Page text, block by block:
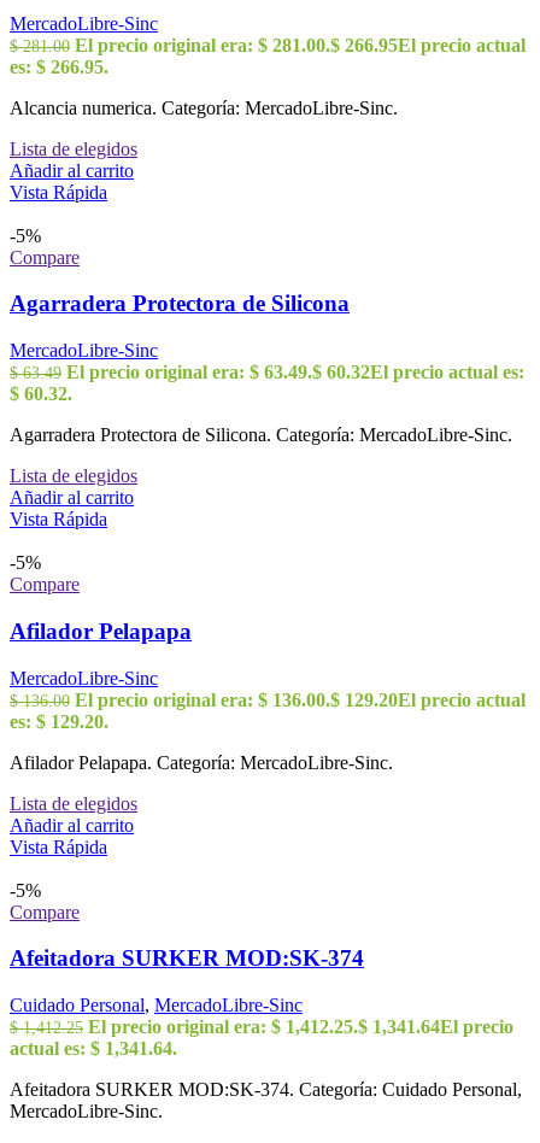
MercadoLibre-Sinc
$281.00 El precio original era: $ 281.00.$ 266.95El precio actual
es: $ 266.95.
Alcancia numerica. Categoría: MercadoLibre-Sinc.
Lista de elegidos
Añadir al carrito
Vista Rápida
-5%
Compare
Agarradera Protectora de Silicona
MercadoLibre-Sinc
$63.49 El precio original era: $ 63.49.$ 60.32El precio actual es:
$ 60.32.
Agarradera Protectora de Silicona. Categoría: MercadoLibre-Sinc.
Lista de elegidos
Añadir al carrito
Vista Rápida
-5%
Compare
Afilador Pelapapa
MercadoLibre-Sinc
$136.00 El precio original era: $ 136.00.$ 129.20El precio actual
es: $ 129.20.
Afilador Pelapapa. Categoría: MercadoLibre-Sinc.
Lista de elegidos
Añadir al carrito
Vista Rápida
-5%
Compare
Afeitadora SURKER MOD:SK-374
Cuidado Personal, MercadoLibre-Sinc
$1,412.25 El precio original era: $ 1,412.25.$ 1,341.64El precio
actual es: $ 1,341.64.
Afeitadora SURKER MOD:SK-374. Categoría: Cuidado Personal,
MercadoLibre-Sinc.